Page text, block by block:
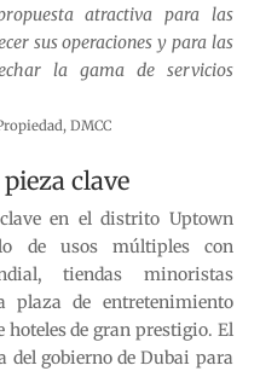
atractiva para las
sus operaciones y para las
la gama de servicios
DMCC
clave
en el distrito Uptown
de usos múltiples con
tiendas minoristas
plaza de entretenimiento
hoteles de gran prestigio. El
del gobierno de Dubai para